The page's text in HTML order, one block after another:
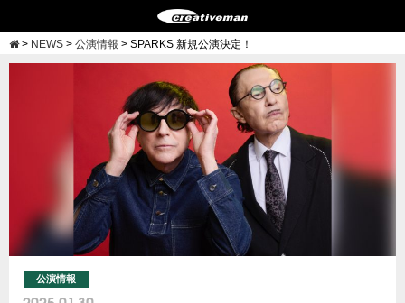
> NEWS > 公演情報 > SPARKS 新規公演決定！
公演情報